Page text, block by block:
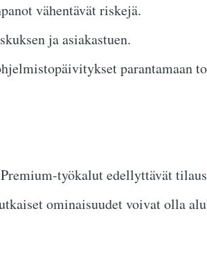
vähentävät riskejä.
ja asiakastuen.
parantamaan
Premium-työkalut edellyttävät
ominaisuudet voivat olla